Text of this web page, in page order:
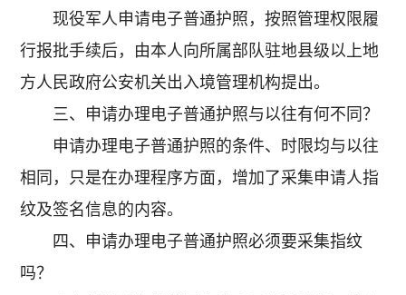
现役军人申请电子普通护照，按照管理权限履
行报批手续后，由本人向所属部队驻地县级以上地
方人民政府公安机关出入境管理机构提出。
三、申请办理电子普通护照与以往有何不同？
申请办理电子普通护照的条件、时限均与以往
相同，只是在办理程序方面，增加了采集申请人指
纹及签名信息的内容。
四、申请办理电子普通护照必须要采集指纹
吗？